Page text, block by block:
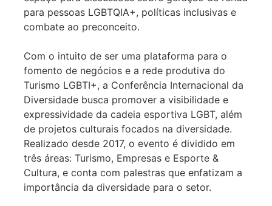
para pessoas LGBTQIA+, políticas inclusivas e
combate ao preconceito.
Com o intuito de ser uma plataforma para o
fomento de negócios e a rede produtiva do
Turismo LGBTI+, a Conferência Internacional da
Diversidade busca promover a visibilidade e
expressividade da cadeia esportiva LGBT, além
de projetos culturais focados na diversidade.
Realizado desde 2017, o evento é dividido em
três áreas: Turismo, Empresas e Esporte &
Cultura, e conta com palestras que enfatizam a
importância da diversidade para o setor.